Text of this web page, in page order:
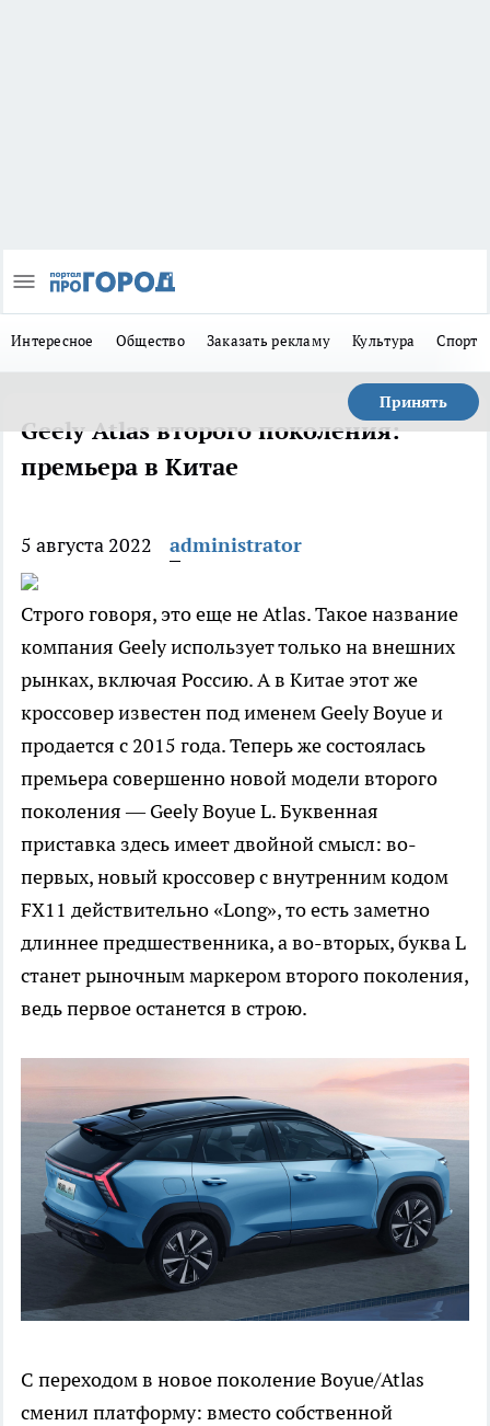
Интересное Общество Заказать рекламу Культура Спорт
Принять
Geely Atlas второго поколения:
премьера в Китае
5 августа 2022 administrator
Строго говоря, это еще не Atlas. Такое название
компания Geely использует только на внешних
рынках, включая Россию. А в Китае этот же
кроссовер известен под именем Geely Boyue и
продается с 2015 года. Теперь же состоялась
премьера совершенно новой модели второго
поколения — Geely Boyue L. Буквенная
приставка здесь имеет двойной смысл: во-
первых, новый кроссовер с внутренним кодом
FX11 действительно «Long», то есть заметно
длиннее предшественника, а во-вторых, буква L
станет рыночным маркером второго поколения,
ведь первое останется в строю.
С переходом в новое поколение Boyue/Atlas
сменил платформу: вместо собственной